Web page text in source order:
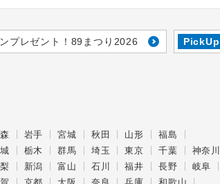
プレゼント！89まつり2026 PickUp
岩手 宮城 秋田 山形
福島
栃木 群馬 埼玉 東京 千葉
神奈川
新潟 富山 石川 福井 長野 岐阜